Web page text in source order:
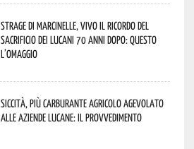
Strage di Marcinelle, vivo il ricordo del
sacrificio dei lucani 70 anni dopo: questo
l’omaggio
Siccità, più carburante agricolo agevolato
alle aziende lucane: il provvedimento